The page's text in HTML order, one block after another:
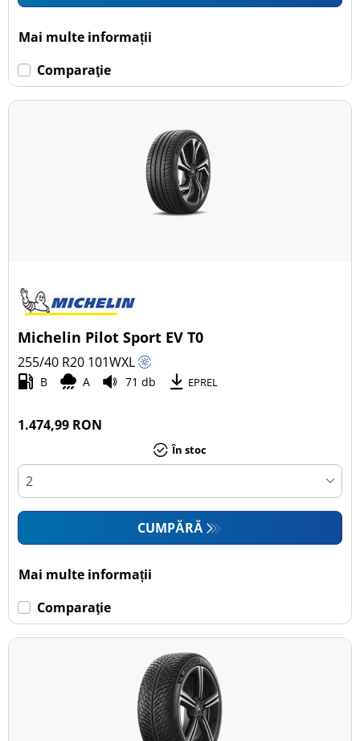
Mai multe informații
Comparaţie
Michelin Pilot Sport EV T0
255/40 R20 101WXL
B A 71 db EPREL
1.474,99 RON
În stoc
CUMPĂRĂ
Mai multe informații
Comparaţie